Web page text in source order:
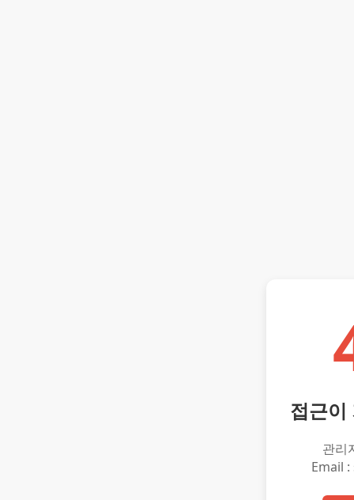
접근이
관리
Email